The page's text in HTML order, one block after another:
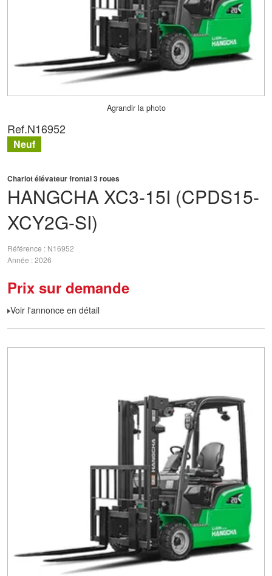
Agrandir la photo
HANGCHA XC3-15I (CPDS15-
XCY2G-SI)
Chariot élévateur frontal 3 roues
Référence
N16952
Année 2026
Prix sur demande
Voir l'annonce en détail
Ref.N16952
Neuf